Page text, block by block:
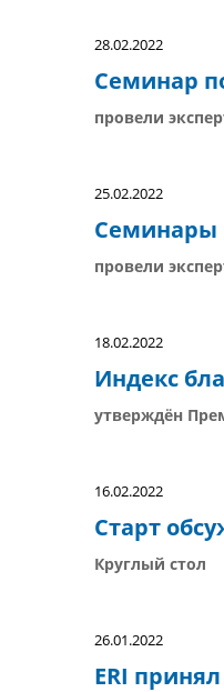
28.02.2022
Семинар
провели
25.02.2022
Семинары
провели
18.02.2022
Индекс
утверждён
16.02.2022
Старт
Круглый стол
26.01.2022
ERI